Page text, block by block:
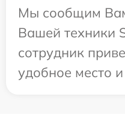
Мы сообщим
Вашей техники
сотрудник
удобное место